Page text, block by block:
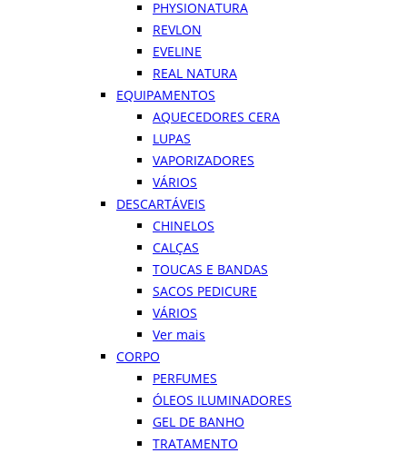
PHYSIONATURA
REVLON
EVELINE
REAL NATURA
EQUIPAMENTOS
AQUECEDORES CERA
LUPAS
VAPORIZADORES
VÁRIOS
DESCARTÁVEIS
CHINELOS
CALÇAS
TOUCAS E BANDAS
SACOS PEDICURE
VÁRIOS
Ver mais
CORPO
PERFUMES
ÓLEOS ILUMINADORES
GEL DE BANHO
TRATAMENTO